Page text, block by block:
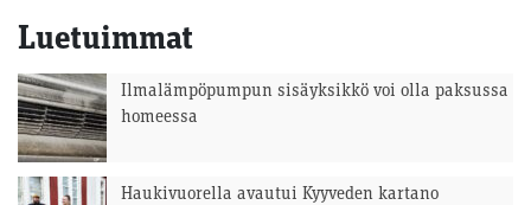
Luetuimmat
Ilmalämpöpumpun sisäyksikkö voi olla paksussa
homeessa
Haukivuorella avautui Kyyveden kartano